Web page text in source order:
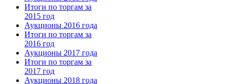
Итоги по торгам за
2015 год
Аукционы 2016 года
Итоги по торгам за
2016 год
Аукционы 2017 года
Итоги по торгам за
2017 год
Аукционы 2018 года